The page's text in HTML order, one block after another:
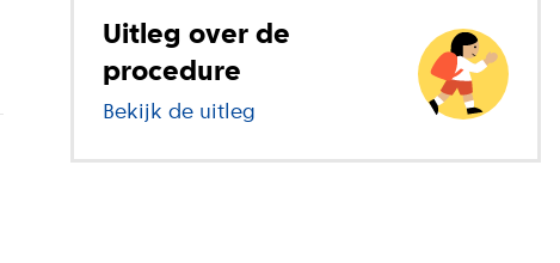
Uitleg over de
procedure
Bekijk de uitleg over basisonderwijs